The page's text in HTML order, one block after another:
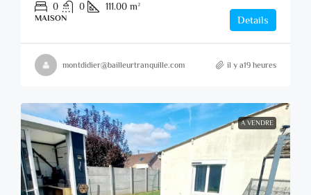
0 0 111.00 m²
MAISON Details
montdidier@bailleurtranquille.com il y a19 heures
A VENDRE